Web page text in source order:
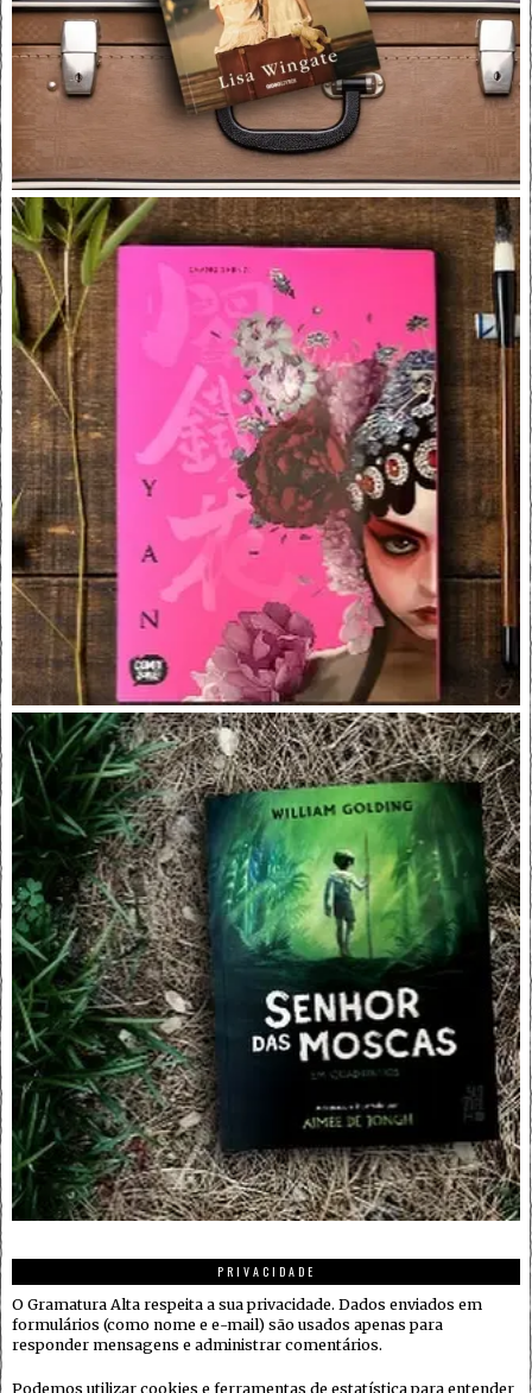
PRIVACIDADE
O Gramatura Alta respeita a sua privacidade. Dados enviados em
formulários (como nome e e-mail) são usados apenas para
responder mensagens e administrar comentários.
Podemos utilizar cookies e ferramentas de estatística para entender